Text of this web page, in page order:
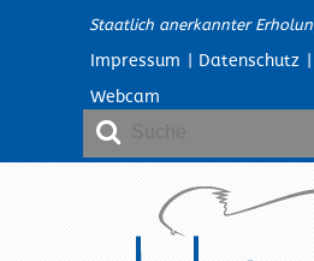
Staatlich anerkannter
Impressum | Datenschutz |
Webcam